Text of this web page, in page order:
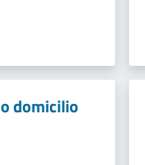
domicilio